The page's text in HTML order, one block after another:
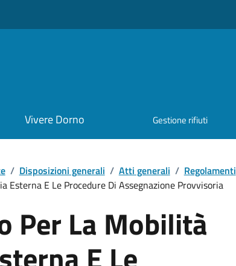
Vivere Dorno Gestione rifiuti
/ Disposizioni generali / Atti generali / Regolamenti
Esterna E Le Procedure Di Assegnazione Provvisoria
Per La Mobilità